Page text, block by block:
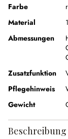
Farbe
Material
Abmessungen
Zusatzfunktion
Pflegehinweis
Gewicht
Beschreibung